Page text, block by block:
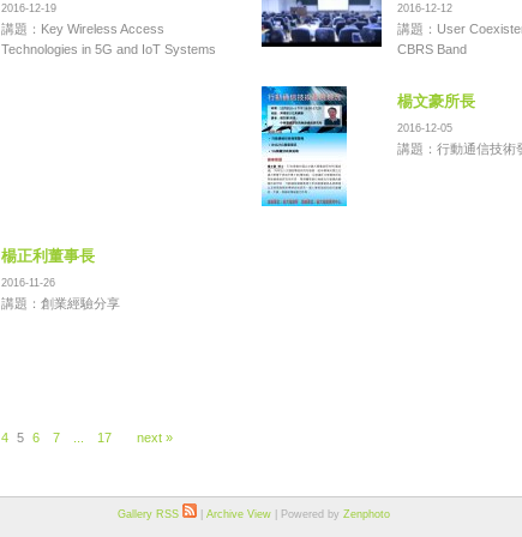
2016-12-19
講題：Key Wireless Access
Technologies in 5G and IoT Systems
2016-12-12
講題：User
CBRS Band
楊文豪所長
2016-12-05
講題：行動通信技術
楊正利董事長
2016-11-26
講題：創業經驗分享
4 5 6 7 17 next »
Gallery RSS | Archive View| Powered by Zenphoto